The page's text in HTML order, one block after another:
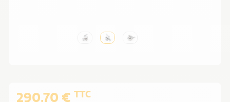
290,70 € TTC